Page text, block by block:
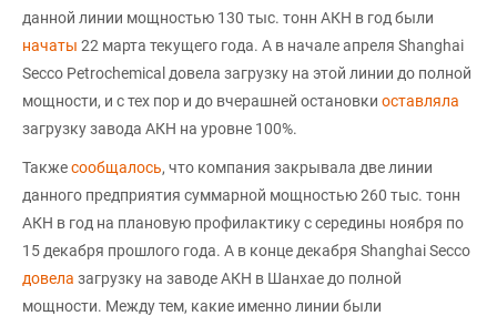
данной линии мощностью 130 тыс. тонн АКН в год были
начаты 22 марта текущего года. А в начале апреля Shanghai
Secco Petrochemical довела загрузку на этой линии до полной
мощности, и с тех пор и до вчерашней остановки оставляла
загрузку завода АКН на уровне 100%.
Такжесообщалось, что компания закрывала две линии
данного предприятия суммарной мощностью 260 тыс. тонн
АКН в год на плановую профилактику с середины ноября по
15 декабря прошлого года. А в конце декабря Shanghai Secco
довела загрузку на заводе АКН в Шанхае до полной
мощности. Между тем, какие именно линии были